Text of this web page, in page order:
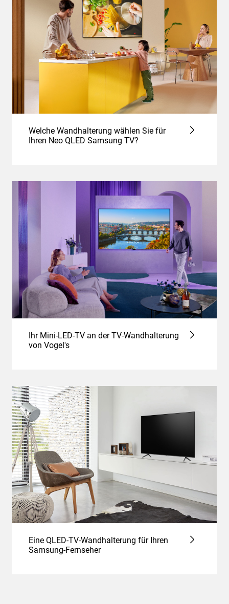
Welche Wandhalterung wählen Sie für
Ihren Neo QLED Samsung TV?
Ihr Mini-LED-TV an der TV-Wandhalterung
von Vogel's
Eine QLED-TV-Wandhalterung für Ihren
Samsung-Fernseher